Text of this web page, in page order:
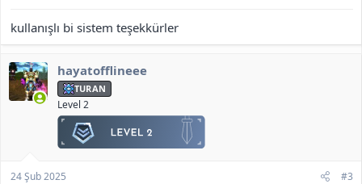
kullanışlı bi sistem teşekkürler
hayatofflineee
TURAN
Level 2
24 Şub 2025 #3